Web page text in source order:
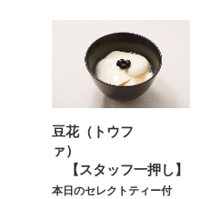
豆花（トウフ
ァ）
【スタッフ一押し】
本日のセレクトティー付